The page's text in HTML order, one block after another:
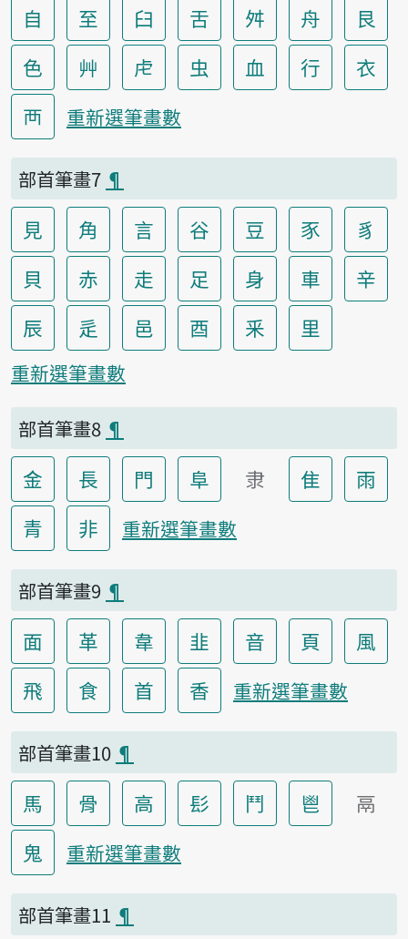
自
至 臼 舌 舛 舟
艮
色
艸 虍 虫 血 行
衣
襾
重新選筆畫數
部首筆畫7 ¶
見 角 言 谷 豆 豕
豸
貝
赤 走 足 身 車
辛
辰
辵 邑 酉 釆 里
重新選筆畫數
部首筆畫8 ¶
金 長 門 阜 隶 隹
雨
青
非 重新選筆畫數
部首筆畫9 ¶
面 革 韋 韭 音 頁
風
飛
食 首 香 重新選筆畫數
部首筆畫10 ¶
馬 骨 高 髟 鬥 鬯
鬲
鬼
重新選筆畫數
部首筆畫11 ¶